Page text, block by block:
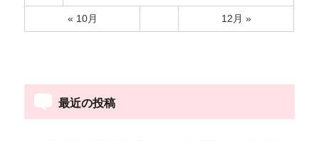
« 10月 12月 »
最近の投稿